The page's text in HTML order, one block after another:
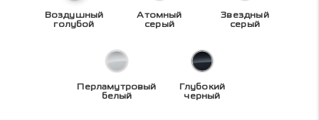
Воздушный
голубой
Атомный
серый
Звездный
серый
Перламутровый
белый
Глубокий
черный